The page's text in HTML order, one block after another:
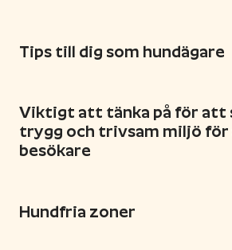
Tips till dig som hundägare
Viktigt att tänka på för att
trygg och trivsam miljö för
besökare
Hundfria zoner